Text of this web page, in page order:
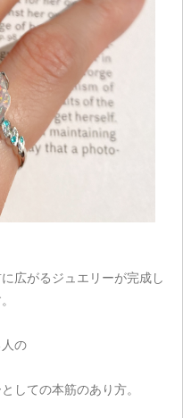
広がるジュエリーが完成し
の
しての本筋のあり方。
き
る
る